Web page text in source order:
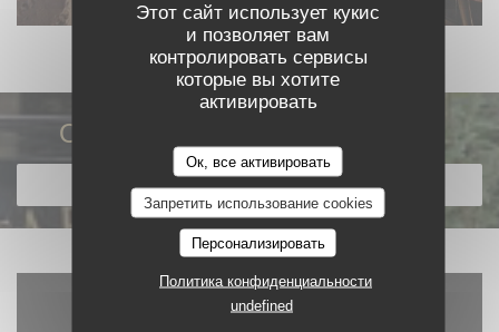
Этот сайт использует кукис
и позволяет вам
контролировать сервисы
которые вы хотите
активировать
Ок, все активировать
Запретить использование cookies
Персонализировать
Политика конфиденциальности
undefined
Откройте для себя наше меню
ОТКРОЙТЕ ДЛЯ СЕБЯ НАШЕ МЕНЮ